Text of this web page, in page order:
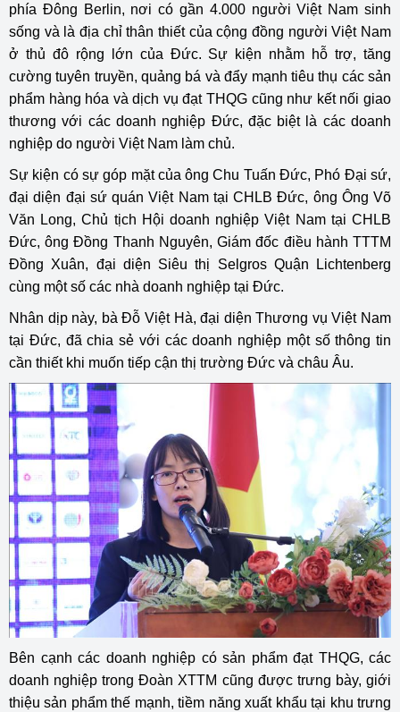
phía Đông Berlin, nơi có gần 4.000 người Việt Nam sinh
sống và là địa chỉ thân thiết của cộng đồng người Việt Nam
ở thủ đô rộng lớn của Đức. Sự kiện nhằm hỗ trợ, tăng
cường tuyên truyền, quảng bá và đẩy mạnh tiêu thụ các sản
phẩm hàng hóa và dịch vụ đạt THQG cũng như kết nối giao
thương với các doanh nghiệp Đức, đặc biệt là các doanh
nghiệp do người Việt Nam làm chủ.
Sự kiện có sự góp mặt của ông Chu Tuấn Đức, Phó Đại sứ,
đại diện đại sứ quán Việt Nam tại CHLB Đức, ông Ông Võ
Văn Long, Chủ tịch Hội doanh nghiệp Việt Nam tại CHLB
Đức, ông Đồng Thanh Nguyên, Giám đốc điều hành TTTM
Đồng Xuân, đại diện Siêu thị Selgros Quận Lichtenberg
cùng một số các nhà doanh nghiệp tại Đức.
Nhân dịp này, bà Đỗ Việt Hà, đại diện Thương vụ Việt Nam
tại Đức, đã chia sẻ với các doanh nghiệp một số thông tin
cần thiết khi muốn tiếp cận thị trường Đức và châu Âu.
Bên cạnh các doanh nghiệp có sản phẩm đạt THQG, các
doanh nghiệp trong Đoàn XTTM cũng được trưng bày, giới
thiệu sản phẩm thế mạnh, tiềm năng xuất khẩu tại khu trưng